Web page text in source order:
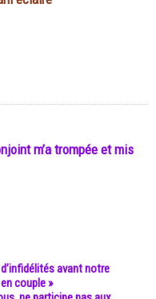
m’a trompée et mis
avant notre
couple »